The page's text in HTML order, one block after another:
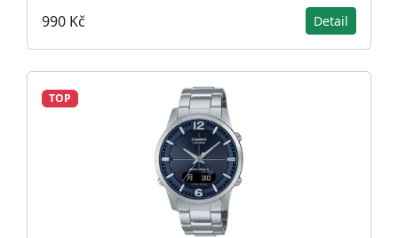
990 Kč Detail
TOP